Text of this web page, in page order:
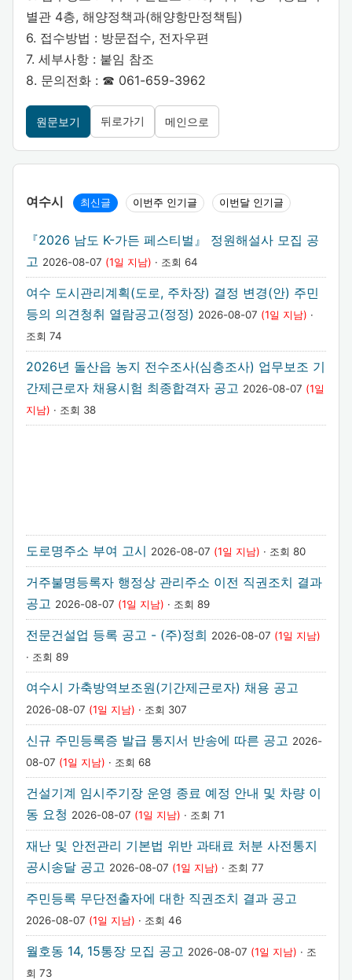
별관 4층, 해양정책과(해양항만정책팀)
6. 접수방법 : 방문접수, 전자우편
7. 세부사항 : 붙임 참조
8. 문의전화 : ☎ 061-659-3962
원문보기 뒤로가기 메인으로
여수시 최신글 이번주 인기글 이번달 인기글
『2026 남도 K-가든 페스티벌』 정원해설사 모집 공
고 2026-08-07 (1일 지남) · 조회 64
여수 도시관리계획(도로, 주차장) 결정 변경(안) 주민
등의 의견청취 열람공고(정정) 2026-08-07 (1일 지남) ·
조회 74
2026년 돌산읍 농지 전수조사(심층조사) 업무보조 기
간제근로자 채용시험 최종합격자 공고 2026-08-07 (1일
지남) · 조회 38
도로명주소 부여 고시 2026-08-07 (1일 지남) · 조회 80
거주불명등록자 행정상 관리주소 이전 직권조치 결과
공고 2026-08-07 (1일 지남) · 조회 89
전문건설업 등록 공고 - (주)정희 2026-08-07 (1일 지남)
· 조회 89
여수시 가축방역보조원(기간제근로자) 채용 공고
2026-08-07 (1일 지남) · 조회 307
신규 주민등록증 발급 통지서 반송에 따른 공고 2026-
08-07 (1일 지남) · 조회 68
건설기계 임시주기장 운영 종료 예정 안내 및 차량 이
동 요청 2026-08-07 (1일 지남) · 조회 71
재난 및 안전관리 기본법 위반 과태료 처분 사전통지
공시송달 공고 2026-08-07 (1일 지남) · 조회 77
주민등록 무단전출자에 대한 직권조치 결과 공고
2026-08-07 (1일 지남) · 조회 46
월호동 14, 15통장 모집 공고 2026-08-07 (1일 지남) · 조
회 73